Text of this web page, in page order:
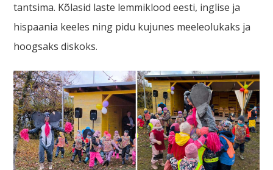
tantsima. Kõlasid laste lemmiklood eesti, inglise ja
hispaania keeles ning pidu kujunes meeleolukaks ja
hoogsaks diskoks.